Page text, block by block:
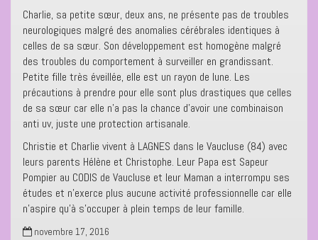
Charlie, sa petite sœur, deux ans, ne présente pas de troubles
neurologiques malgré des anomalies cérébrales identiques à
celles de sa sœur. Son développement est homogène malgré
des troubles du comportement à surveiller en grandissant.
Petite fille très éveillée, elle est un rayon de lune. Les
précautions à prendre pour elle sont plus drastiques que celles
de sa sœur car elle n’a pas la chance d’avoir une combinaison
anti uv, juste une protection artisanale.
Christie et Charlie vivent à LAGNES dans le Vaucluse (84) avec
leurs parents Hélène et Christophe. Leur Papa est Sapeur
Pompier au CODIS de Vaucluse et leur Maman a interrompu ses
études et n’exerce plus aucune activité professionnelle car elle
n’aspire qu’à s’occuper à plein temps de leur famille.
novembre 17, 2016